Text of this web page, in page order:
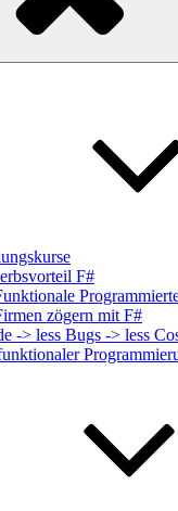
F#
zögern mit F#
-> less Bugs -> less